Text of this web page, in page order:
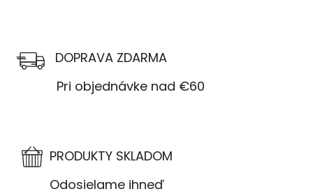
DOPRAVA ZDARMA
Pri objednávke nad €60
PRODUKTY SKLADOM
Odosielame ihneď